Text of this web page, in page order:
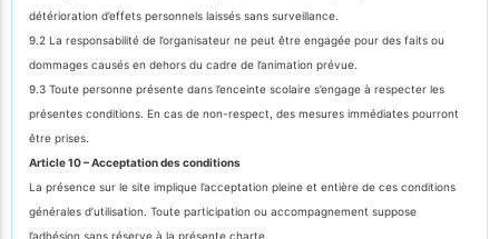
détérioration d’effets personnels laissés sans surveillance.
9.2 La responsabilité de l’organisateur ne peut être engagée pour des faits ou
dommages causés en dehors du cadre de l’animation prévue.
9.3 Toute personne présente dans l’enceinte scolaire s’engage à respecter les
présentes conditions. En cas de non-respect, des mesures immédiates pourront
être prises.
Article 10 – Acceptation des conditions
La présence sur le site implique l’acceptation pleine et entière de ces conditions
générales d’utilisation. Toute participation ou accompagnement suppose
l’adhésion sans réserve à la présente charte.